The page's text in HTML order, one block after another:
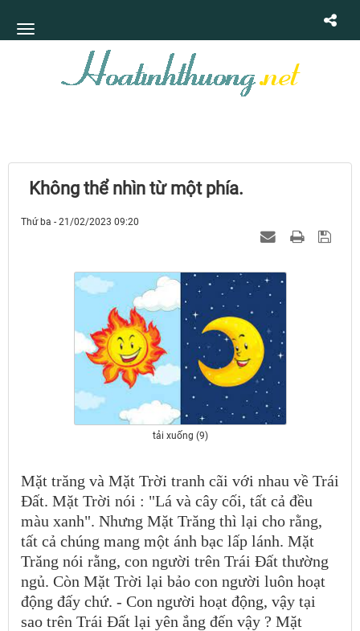
Không thể nhìn từ một phía.
Thứ ba - 21/02/2023 09:20
tải xuống (9)
Mặt trăng và Mặt Trời tranh cãi với nhau về Trái
Ðất. Mặt Trời nói : "Lá và cây cối, tất cả đều
màu xanh". Nhưng Mặt Trăng thì lại cho rằng,
tất cả chúng mang một ánh bạc lấp lánh. Mặt
Trăng nói rằng, con người trên Trái Ðất thường
ngủ. Còn Mặt Trời lại bảo con người luôn hoạt
động đấy chứ. - Con người hoạt động, vậy tại
sao trên Trái Ðất lại yên ắng đến vậy ? Mặt